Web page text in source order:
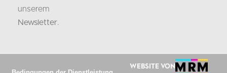
unserem
Newsletter.
Website von